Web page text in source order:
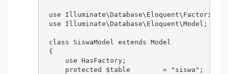
use
use Illuminate\Database\Eloquent\Model;
class SiswaModel extends Model
{
    use HasFactory;
    protected $table        = "siswa";